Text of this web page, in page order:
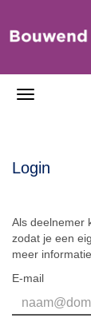
Login
Als deelnemer
zodat je een
meer
E-mail